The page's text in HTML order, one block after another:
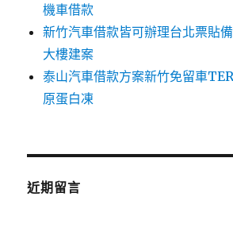
機車借款
新竹汽車借款皆可辦理台北票貼
大樓建案
泰山汽車借款方案新竹免留車
原蛋白凍
近期留言